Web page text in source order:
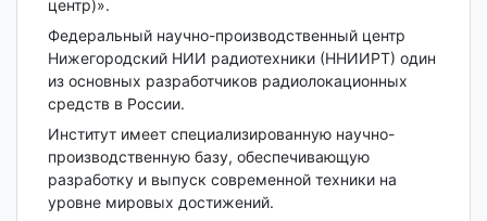
центр)».
Федеральный научно-производственный центр
Нижегородский НИИ радиотехники (ННИИРТ) один
из основных разработчиков радиолокационных
средств в России.
Институт имеет специализированную научно-
производственную базу, обеспечивающую
разработку и выпуск современной техники на
уровне мировых достижений.